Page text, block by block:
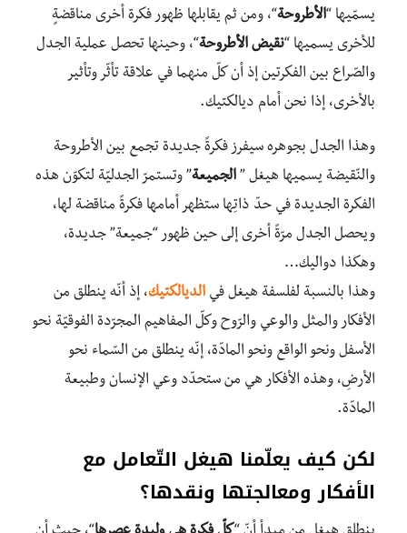
يسمّيها “الأطروحة“، ومن ثم يقابلها ظهور فكرة أخرى مناقضةٍ
للأخرى يسميها “نقيض الأطروحة“، وحينها تحصل عملية الجدل
والصّراع بين الفكرتين إذ أن كلّ منهما في علاقة تأثّر وتأثير
بالأخرى، إذا نحن أمام ديالكتيك.
وهذا الجدل بجوهره سيفرز فكرةً جديدة تجمع بين الأطروحة
والنّقيضة يسميها هيغل ” الجميعة” وتستمرّ الجدليّة لتكوّن هذه
الفكرة الجديدة في حدّ ذاتِها ستظهر أمامها فكرةً مناقضة لها،
ويحصل الجدل مرّةً أخرى إلى حين ظهور “جميعة” جديدة،
وهكذا دواليك…
وهذا بالنسبة لفلسفة هيغل في الديالكتيك، إذ أنّه ينطلق من
الأفكار والمثل والوعي والرّوح وكلّ المفاهيم المجرّدة الفوقيّة نحو
الأسفل ونحو الواقع ونحو المادّة، إنّه ينطلق من السّماء نحو
الأرضِ، وهذه الأفكار هي من ستحدّد وعي الإنسان وطبيعة
المادّة.
لكن كيف يعلّمنا هيغل التّعامل مع
الأفكار ومعالجتها ونقدها؟